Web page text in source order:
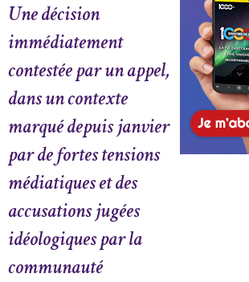
Une décision
immédiatement
contestée par un appel,
dans un contexte
marqué depuis janvier
par de fortes tensions
médiatiques et des
accusations jugées
idéologiques par la
communauté